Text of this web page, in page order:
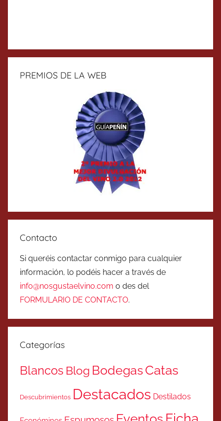
PREMIOS DE LA WEB
Contacto
Si queréis contactar conmigo para cualquier
información, lo podéis hacer a través de
info@nosgustaelvino.com o des del
FORMULARIO DE CONTACTO.
Categorías
Blancos Blog BodegasCatas
Descubrimientos Destacados Destilados